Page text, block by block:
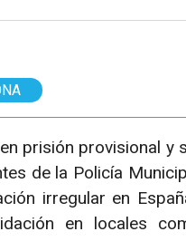
prisión provisional y
de la Policía
irregular en
en locales